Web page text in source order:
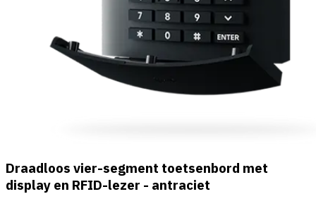
Draadloos vier-segment toetsenbord met
display en RFID-lezer - antraciet